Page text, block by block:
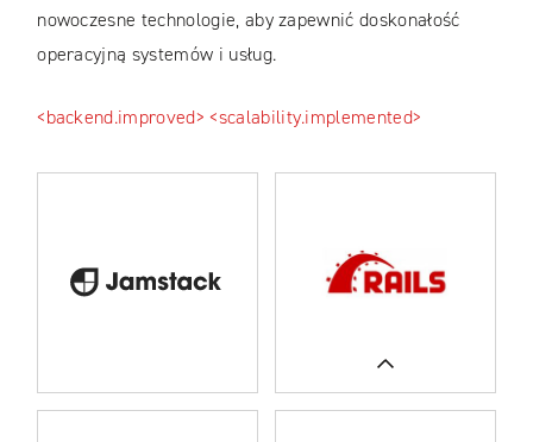
nowoczesne technologie, aby zapewnić doskonałość
operacyjną systemów i usług.
<backend.improved> <scalability.implemented>